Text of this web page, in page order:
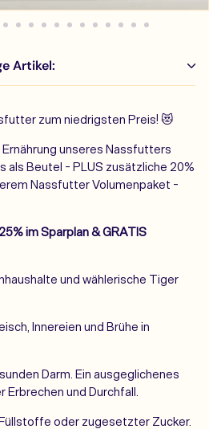
Artikel:
zum niedrigsten Preis! 😻
unseres Nassfutters
als Beutel - PLUS zusätzliche 20%
Nassfutter Volumenpaket -
im Sparplan & GRATIS
und wählerische Tiger
Innereien und Brühe in
Darm. Ein ausgeglichenes
und Durchfall.
oder zugesetzter Zucker.